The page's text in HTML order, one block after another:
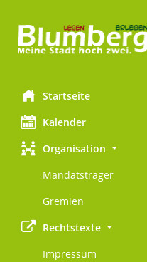
Startseite
Kalender
Organisation
Mandatsträger
Gremien
Rechtstexte
Impressum